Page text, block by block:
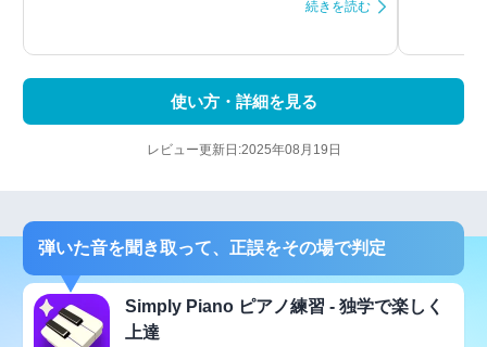
続きを読む
使い方・詳細を見る
レビュー更新日:2025年08月19日
弾いた音を聞き取って、正誤をその場で判定
Simply Piano ピアノ練習 - 独学で楽しく
上達